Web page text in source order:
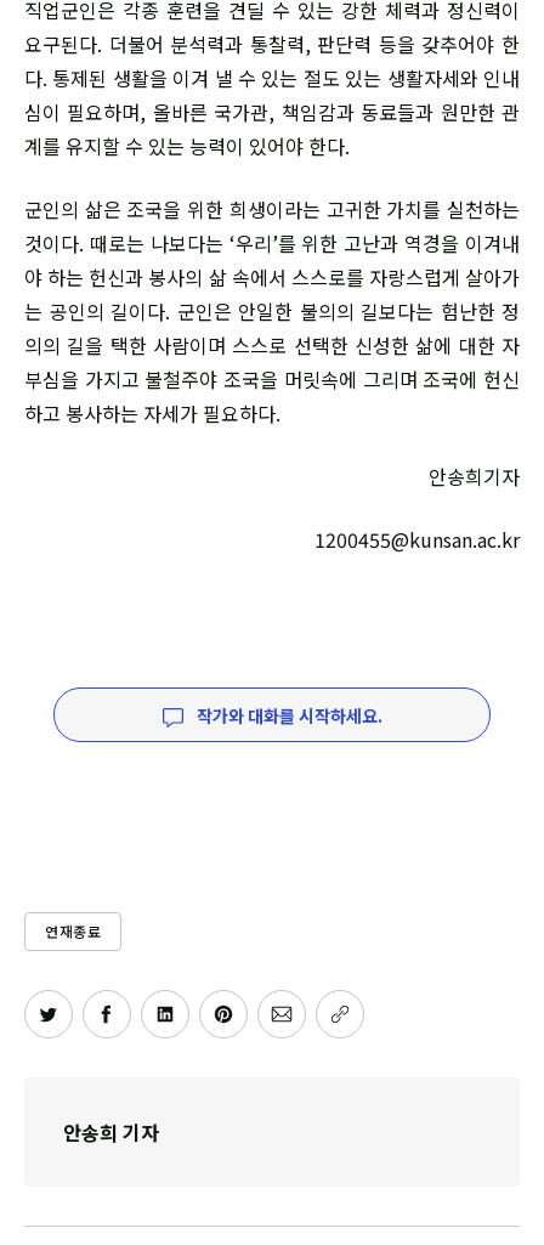
직업군인은 각종 훈련을 견딜 수 있는 강한 체력과 정신력이
요구된다. 더불어 분석력과 통찰력, 판단력 등을 갖추어야 한
다. 통제된 생활을 이겨 낼 수 있는 절도 있는 생활자세와 인내
심이 필요하며, 올바른 국가관, 책임감과 동료들과 원만한 관
계를 유지할 수 있는 능력이 있어야 한다.
군인의 삶은 조국을 위한 희생이라는 고귀한 가치를 실천하는
것이다. 때로는 나보다는 ‘우리’를 위한 고난과 역경을 이겨내
야 하는 헌신과 봉사의 삶 속에서 스스로를 자랑스럽게 살아가
는 공인의 길이다. 군인은 안일한 불의의 길보다는 험난한 정
의의 길을 택한 사람이며 스스로 선택한 신성한 삶에 대한 자
부심을 가지고 불철주야 조국을 머릿속에 그리며 조국에 헌신
하고 봉사하는 자세가 필요하다.
안송희기자
1200455@kunsan.ac.kr
작가와 대화를 시작하세요.
연재종료
안송희 기자